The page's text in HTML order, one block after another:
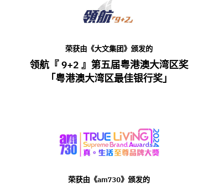
荣获由《大文集团》颁发的
领航『 9+2 』第五届粤港澳大湾区奖
「粤港澳大湾区最佳银行奖」
荣获由《am730》颁发的